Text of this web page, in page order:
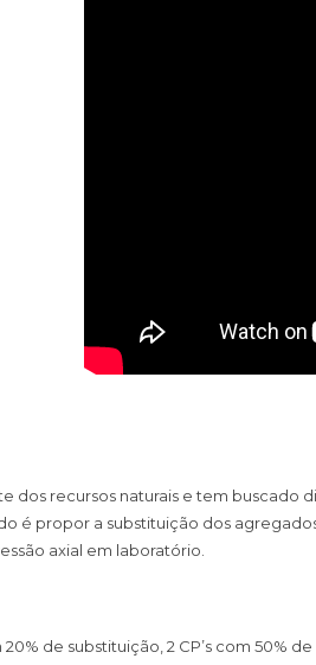
dos recursos naturais e tem
é propor a substituição dos
axial em laboratório.
20% de substituição, 2 CP’s com